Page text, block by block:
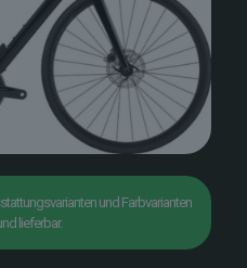
und Farbvarianten
lieferbar.